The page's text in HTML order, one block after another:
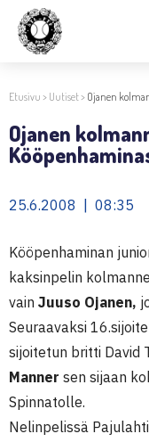
Etusivu > Uutiset> Ojanen
Ojanen
25.6.2008 | 08:35
Kööpenhaminan
kaksinpelin
vain Juuso Ojanen,
Seuraavaksi
sijoitetun britti David
Manner sen sijaan
Spinnatolle.
Nelinpelissä